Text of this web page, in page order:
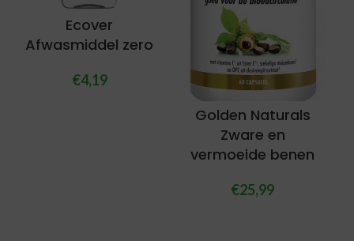
Ecover
Afwasmiddel zero
€4,19
Golden Naturals
Zware en
vermoeide benen
€25,99